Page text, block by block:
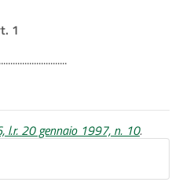
1
l.r. 20 gennaio 1997, n. 10.